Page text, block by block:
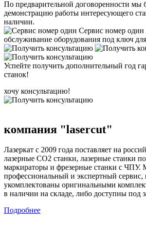
По предварительной договоренности мы
демонстрацию работы интересующего
наличии.
Сервис номер один
обслуживание оборудования под ключ
Успейте получить дополнительный год
станок!
хочу консультацию!
компания "laserсut"
Лазеркат с 2009 года поставляет на
лазерные СО2 станки, лазерные станки по
маркираторы и фрезерные станки с ЧПУ.
профессиональный и экспертный
укомплектованы оригинальными
в наличии на складе, либо доступны под
Подробнее